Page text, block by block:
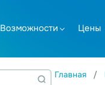
Возможности Цены
Главная